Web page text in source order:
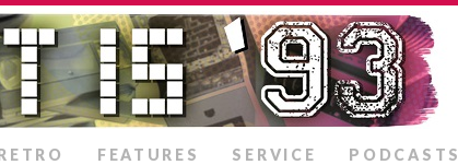
FEATURES SERVICE PODCASTS